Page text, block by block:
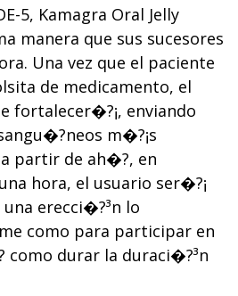
5, Kamagra Oral Jelly
manera que sus sucesores
Una vez que el paciente
de medicamento, el
fortalecer�?¡, enviando
m�?¡s
partir de ah�?­, en
hora, el usuario ser�?¡
erecci�?³n lo
como para participar en
como durar la duraci�?³n